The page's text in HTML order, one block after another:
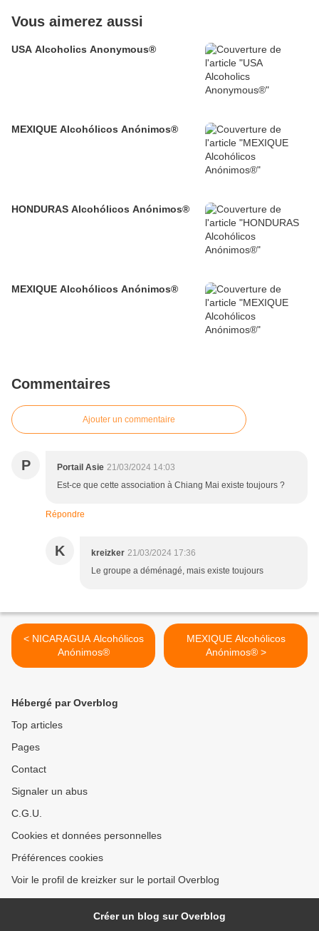
Vous aimerez aussi
USA Alcoholics Anonymous®
MEXIQUE Alcohólicos Anónimos®
HONDURAS Alcohólicos Anónimos®
MEXIQUE Alcohólicos Anónimos®
Commentaires
Ajouter un commentaire
P Portail Asie 21/03/2024 14:03
Est-ce que cette association à Chiang Mai existe toujours ?
Répondre
K kreizker 21/03/2024 17:36
Le groupe a déménagé, mais existe toujours
< NICARAGUA Alcohólicos
Anónimos®
MEXIQUE Alcohólicos
Anónimos® >
Hébergé par Overblog
Top articles
Pages
Contact
Signaler un abus
C.G.U.
Cookies et données personnelles
Préférences cookies
Voir le profil de kreizker sur le portail Overblog
Créer un blog sur Overblog